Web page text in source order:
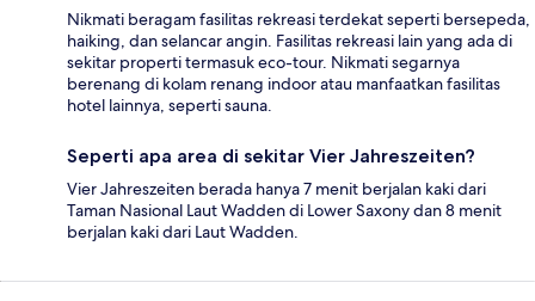
Nikmati beragam fasilitas rekreasi terdekat seperti bersepeda,
haiking, dan selancar angin. Fasilitas rekreasi lain yang ada di
sekitar properti termasuk eco-tour. Nikmati segarnya
berenang di kolam renang indoor atau manfaatkan fasilitas
hotel lainnya, seperti sauna.
Seperti apa area di sekitar Vier Jahreszeiten?
Vier Jahreszeiten berada hanya 7 menit berjalan kaki dari
Taman Nasional Laut Wadden di Lower Saxony dan 8 menit
berjalan kaki dari Laut Wadden.